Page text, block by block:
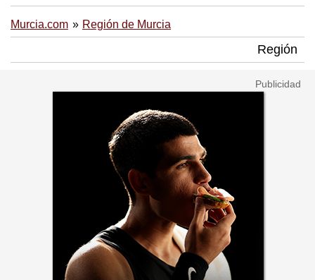
Murcia.com Región de Murcia
Región